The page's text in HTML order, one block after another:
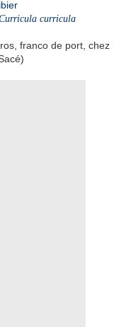
curricula
franco de port, chez